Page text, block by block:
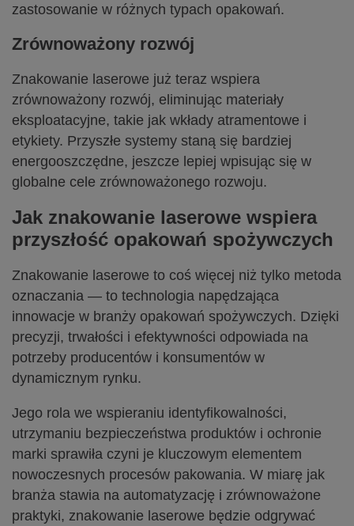
zastosowanie w różnych typach opakowań.
Zrównoważony rozwój
Znakowanie laserowe już teraz wspiera
zrównoważony rozwój, eliminując materiały
eksploatacyjne, takie jak wkłady atramentowe i
etykiety. Przyszłe systemy staną się bardziej
energooszczędne, jeszcze lepiej wpisując się w
globalne cele zrównoważonego rozwoju.
Jak znakowanie laserowe wspiera
przyszłość opakowań spożywczych
Znakowanie laserowe to coś więcej niż tylko metoda
oznaczania — to technologia napędzająca
innowacje w branży opakowań spożywczych. Dzięki
precyzji, trwałości i efektywności odpowiada na
potrzeby producentów i konsumentów w
dynamicznym rynku.
Jego rola we wspieraniu identyfikowalności,
utrzymaniu bezpieczeństwa produktów i ochronie
marki sprawiła czyni je kluczowym elementem
nowoczesnych procesów pakowania. W miarę jak
branża stawia na automatyzację i zrównoważone
praktyki, znakowanie laserowe będzie odgrywać